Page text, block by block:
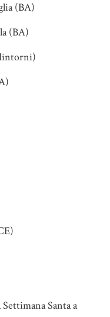
(BA)
(BA)
Santa a